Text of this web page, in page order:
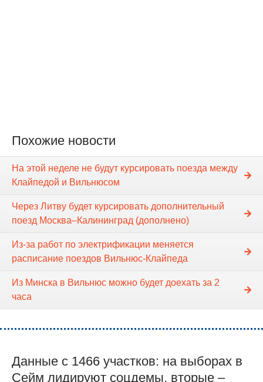
Похожие новости
На этой неделе не будут курсировать поезда между
Клайпедой и Вильнюсом
Через Литву будет курсировать дополнительный
поезд Москва–Калининград (дополнено)
Из-за работ по электрификации меняется
расписание поездов Вильнюс-Клайпеда
Из Минска в Вильнюс можно будет доехать за 2
часа
Данные с 1466 участков: на выборах в
Сейм лидируют соцдемы, вторые –